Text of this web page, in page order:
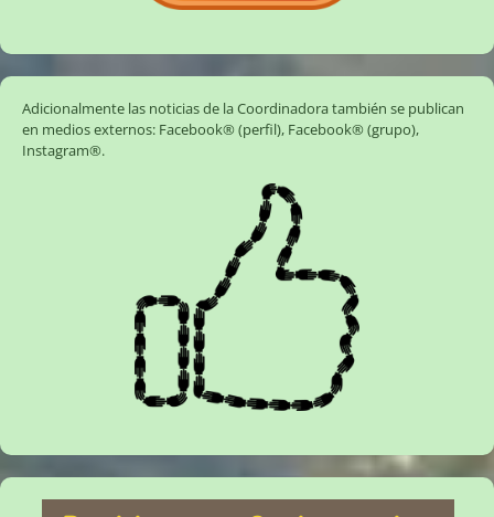
Adicionalmente las noticias de la Coordinadora también se publican
en medios externos: Facebook® (perfil), Facebook® (grupo),
Instagram®.